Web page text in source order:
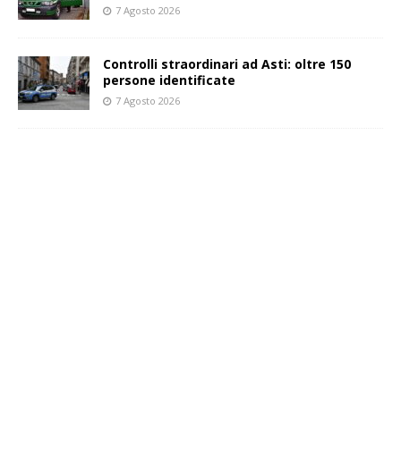
7 Agosto 2026
Controlli straordinari ad Asti: oltre 150
persone identificate
7 Agosto 2026